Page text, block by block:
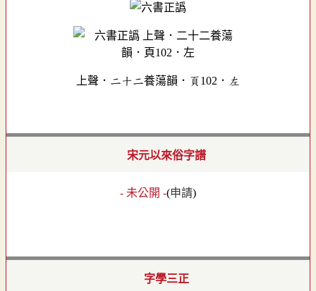
上聲．二十二養蕩韻．頁102．左
宋元以來俗字譜
- 未公開 -(申請)
字學三正